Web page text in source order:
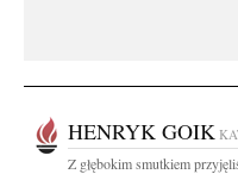
HENRYK GOIK
Z głębokim smutkiem